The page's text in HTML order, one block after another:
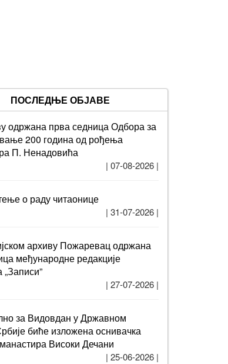
ПОСЛЕДЊЕ ОБЈАВЕ
одржана прва седница Одбора за
200 година од рођења
П. Ненадовића
| 07-08-2026 |
о раду читаонице
| 31-07-2026 |
архиву Пожаревац одржана
међународне редакције
„Записи”
| 27-07-2026 |
за Видовдан у Државном
биће изложена оснивачка
Високи Дечани
| 25-06-2026 |